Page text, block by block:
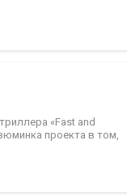
«Fast and
проекта в том,